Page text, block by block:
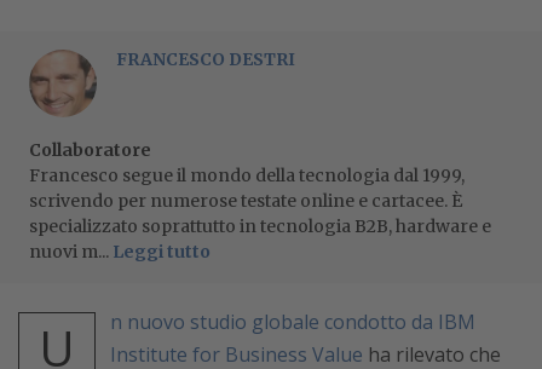
FRANCESCO DESTRI
Collaboratore
Francesco segue il mondo della tecnologia dal 1999,
scrivendo per numerose testate online e cartacee. È
specializzato soprattutto in tecnologia B2B, hardware e
nuovi m... Leggi tutto
U
n nuovo studio globale condotto da IBM
Institute for Business Value ha rilevato che